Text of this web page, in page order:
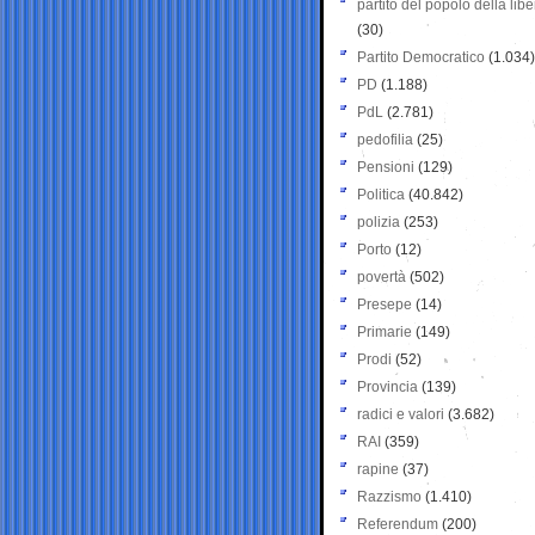
partito del popolo della
(30)
Partito Democratico (1.034)
PD (1.188)
PdL (2.781)
pedofilia (25)
Pensioni (129)
Politica (40.842)
polizia (253)
Porto (12)
povertà (502)
Presepe (14)
Primarie (149)
Prodi (52)
Provincia (139)
radici e valori (3.682)
RAI (359)
rapine (37)
Razzismo (1.410)
Referendum (200)